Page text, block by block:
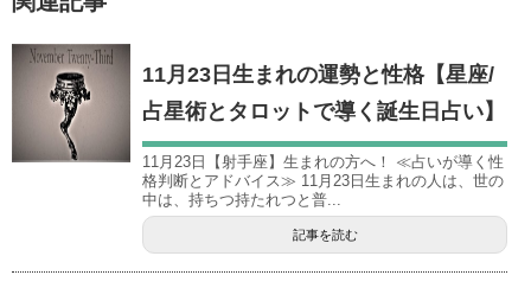
11月23日生まれの運勢と性格【星座/
占星術とタロットで導く誕生日占い】
11月23日【射手座】生まれの方へ！ ≪占いが導く性
格判断とアドバイス≫ 11月23日生まれの人は、世の
中は、持ちつ持たれつと普...
記事を読む